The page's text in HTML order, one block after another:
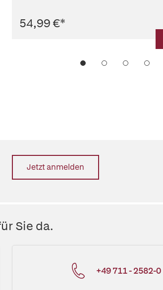
54,99 €*
Jetzt anmelden
Sie da.
+49 711 - 2582-0